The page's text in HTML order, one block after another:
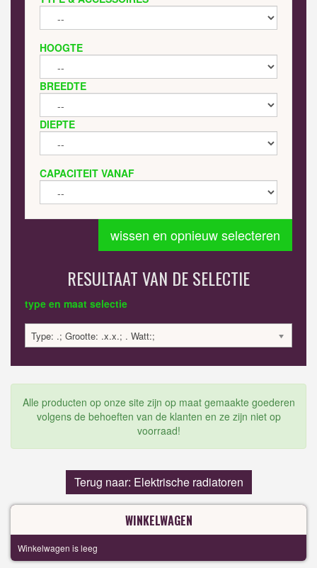
HOOGTE
BREEDTE
DIEPTE
CAPACITEIT VANAF
wissen en opnieuw selecteren
RESULTAAT VAN DE SELECTIE
type en maat selectie
Type: .; Grootte: .x.x.; . Watt:;
Alle producten op onze site zijn op maat gemaakte goederen
volgens de behoeften van de klanten en ze zijn niet op
voorraad!
Terug naar: Elektrische radiatoren
WINKELWAGEN
Winkelwagen is leeg